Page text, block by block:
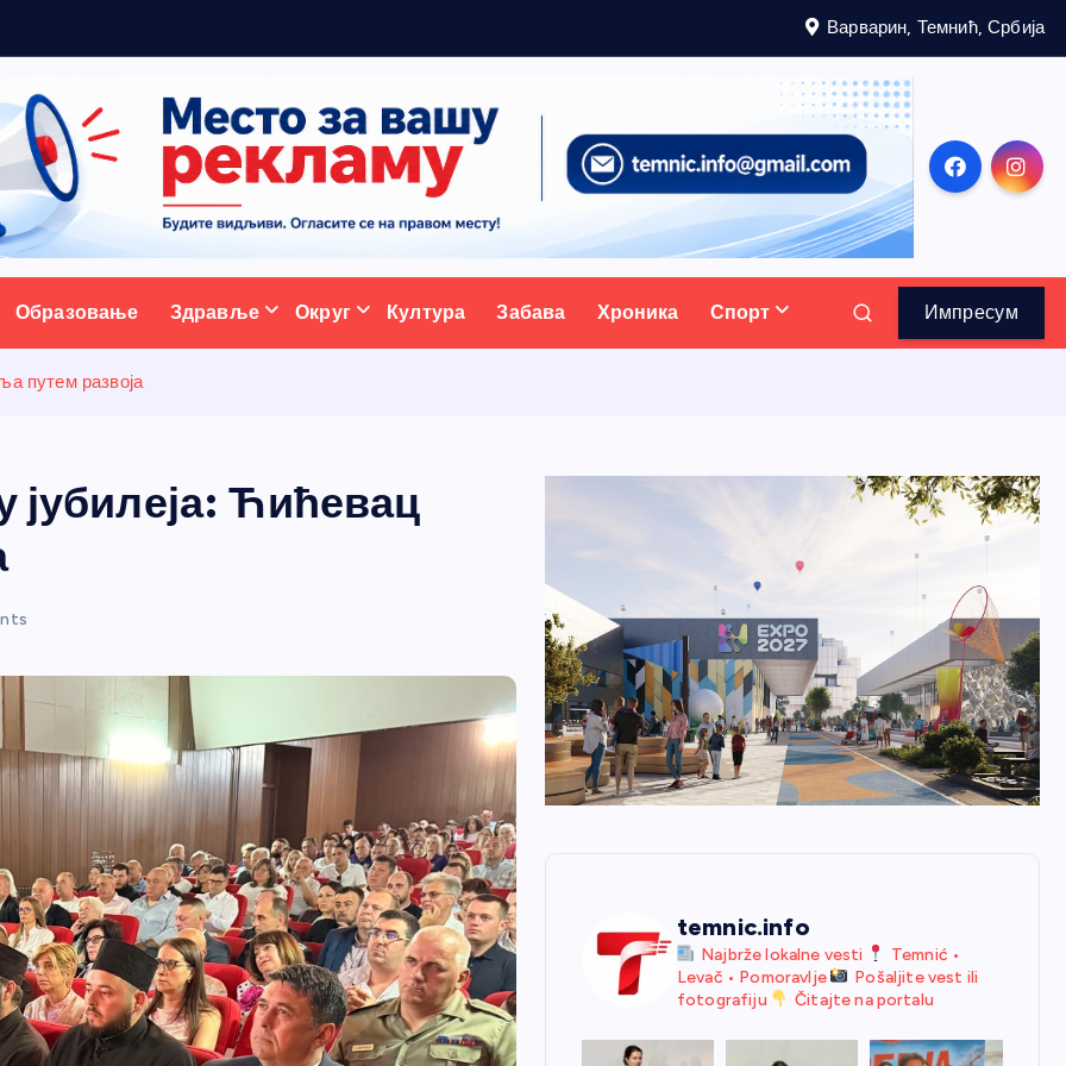
Варварин, Темнић, Србија
портал
Образовање Здравље Округ Култура Забава Хроника Спорт Импресум
путем развоја
јубилеја: Ћићевац
temnic.info
Najbrže lokalne vesti
Temnić •
Levač • Pomoravlje
Pošaljite vest ili
fotografiju
Čitajte na portalu